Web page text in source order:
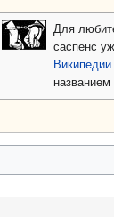
Для
саспенс
Википедии
названием